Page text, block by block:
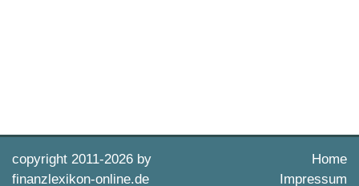
copyright 2011-2026 by
finanzlexikon-online.de
Home
Impressum